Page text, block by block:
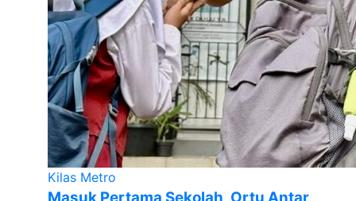
Kilas Metro